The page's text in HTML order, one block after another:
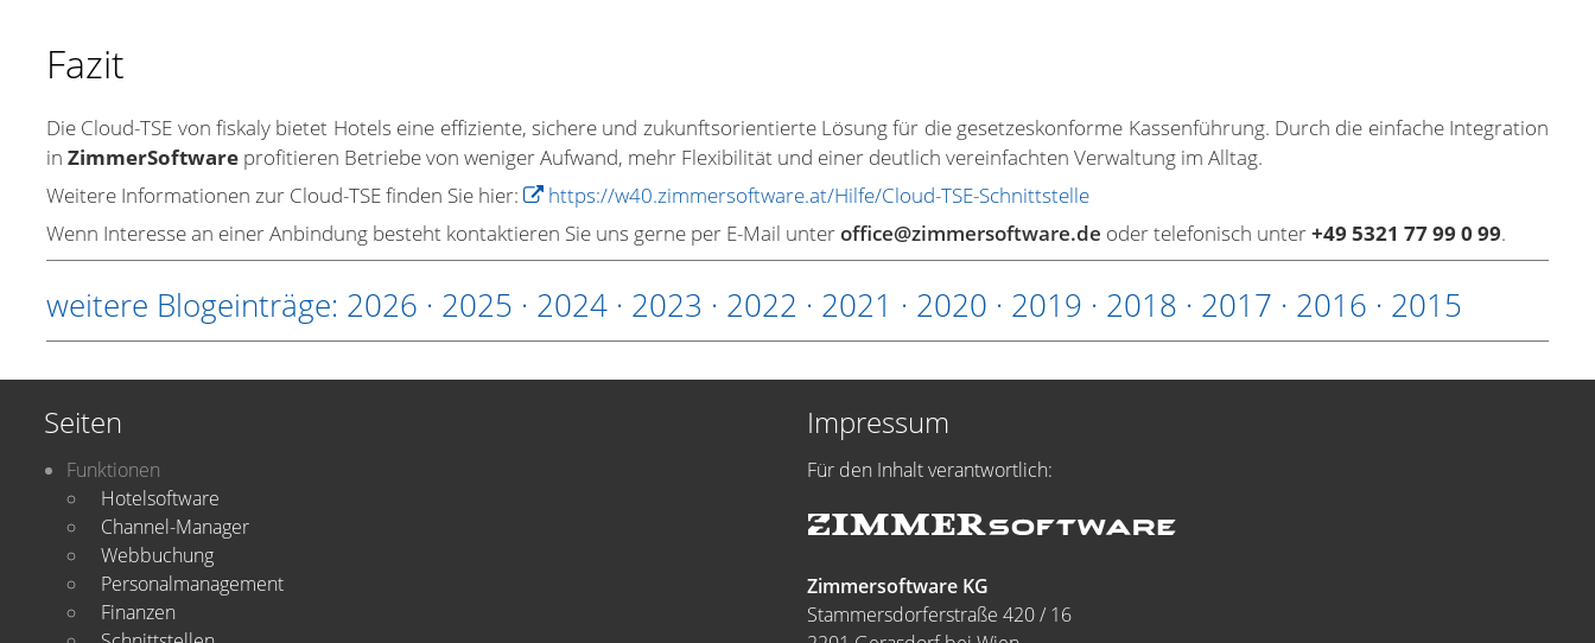
Fazit
Die Cloud-TSE von fiskaly bietet Hotels eine effiziente, sichere und zukunftsorientierte Lösung für die gesetzeskonforme Kassenführung. Durch die einfache Integration
in ZimmerSoftware profitieren Betriebe von weniger Aufwand, mehr Flexibilität und einer deutlich vereinfachten Verwaltung im Alltag.
Weitere Informationen zur Cloud-TSE finden Sie hier:
https://w40.zimmersoftware.at/Hilfe/Cloud-TSE-Schnittstelle
Wenn Interesse an einer Anbindung besteht kontaktieren Sie uns gerne per E-Mail unteroffice@zimmersoftware.de oder telefonisch unter+49 5321 77 99 0 99.
weitere Blogeinträge: 2026 · 2025 · 2024 · 2023 · 2022 · 2021 · 2020 · 2019 · 2018 · 2017 · 2016 · 2015
Seiten
Funktionen
Hotelsoftware
Channel-Manager
Webbuchung
Personalmanagement
Finanzen
Impressum
Für den Inhalt verantwortlich:
Zimmersoftware KG
Stammersdorferstraße 420 / 16